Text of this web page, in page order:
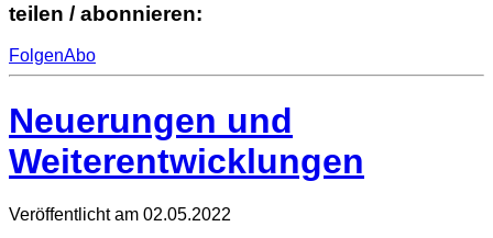
teilen / abonnieren:
FolgenAbo
Neuerungen und
Weiterentwicklungen
Veröffentlicht am 02.05.2022